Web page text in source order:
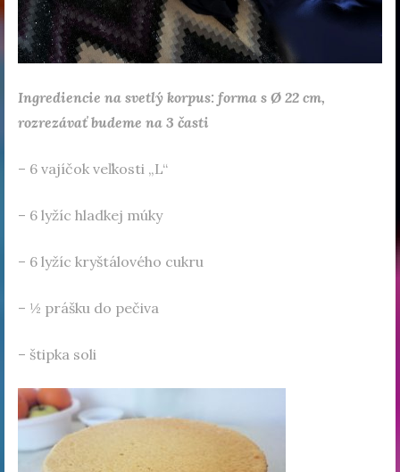
Ingrediencie na svetlý korpus: forma s Ø 22 cm,
rozrezávať budeme na 3 časti
– 6 vajíčok veľkosti „L“
– 6 lyžíc hladkej múky
– 6 lyžíc kryštálového cukru
– ½ prášku do pečiva
– štipka soli